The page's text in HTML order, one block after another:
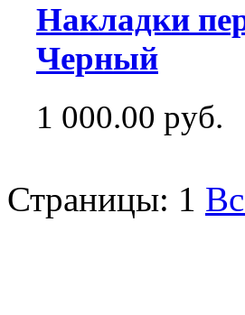
Накладки
Черный
1 000.00 руб.
Страницы: 1